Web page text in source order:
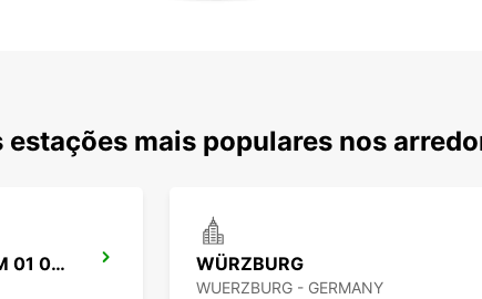
estações mais populares nos
SCHWEINFURT NEW FROM 01 07 26 WÜRZBURG
WUERZBURG - GERMANY